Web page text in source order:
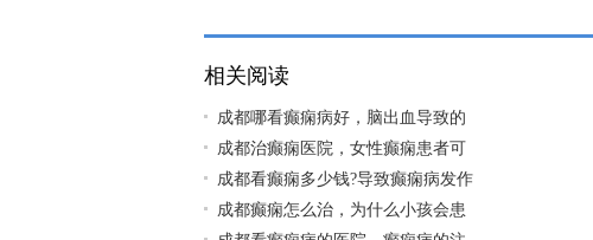
相关阅读
成都哪看癫痫病好，脑出血导致的
成都治癫痫医院，女性癫痫患者可
成都看癫痫多少钱?导致癫痫病发作
成都癫痫怎么治，为什么小孩会患